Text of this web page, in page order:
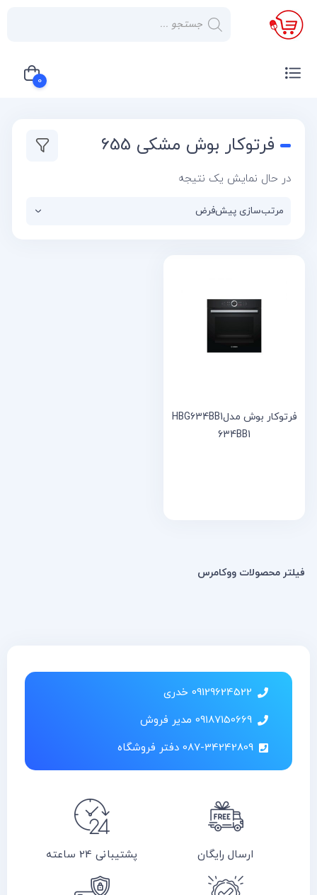
×
صفحه
صوتی و
گازی
0
سبد خرید شما خالی استفرتوکار بوش مشکی 655
در حال نمایش یک نتیجه
فرتوکار بوش مدلHBG634BB1
634BB1
فیلتر محصولات ووکامرس
09129624522 خدری
09187150669 مدیر فروش
087-34242809 دفتر فروشگاه
ارسال رایگان پشتیبانی 24 ساعته